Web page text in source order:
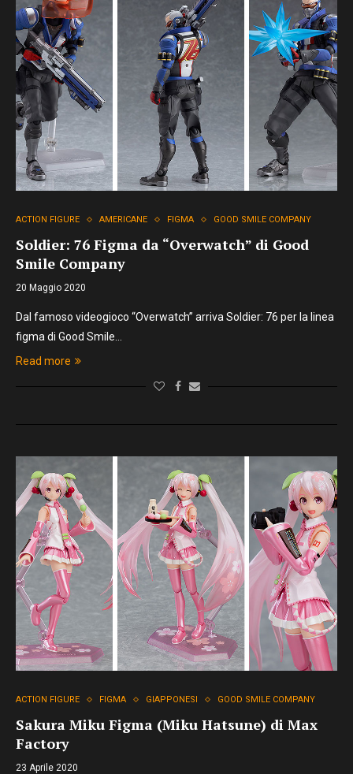
ACTION FIGURE AMERICANE FIGMA GOOD SMILE COMPANY
Soldier: 76 Figma da “Overwatch” di Good
Smile Company
20 Maggio 2020
Dal famoso videogioco “Overwatch” arriva Soldier: 76 per la linea
figma di Good Smile…
Read more
ACTION FIGURE FIGMA GIAPPONESI GOOD SMILE COMPANY
Sakura Miku Figma (Miku Hatsune) di Max
Factory
23 Aprile 2020